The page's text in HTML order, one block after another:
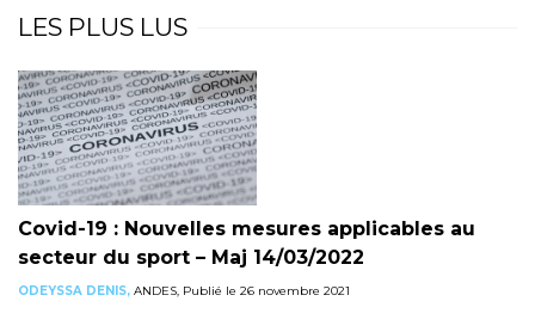
LES PLUS LUS
Covid-19 : Nouvelles mesures applicables au
secteur du sport – Maj 14/03/2022
ODEYSSA DENIS, ANDES, Publié le 26 novembre 2021